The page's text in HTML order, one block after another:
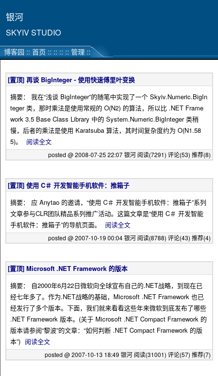
银河
SKYIV STUDIO
博客园 :: 首页 :: :: :: :: 管理 ::
[置顶] 再谈 BigInteger - 使用快速傅里叶变换
摘要： 我在“浅谈 BigInteger”的随笔中实现了一个 Skyiv.Numeric.BigIn
teger 类，那时乘法是使用常规的 O(N2) 的算法，所以比 .NET Frame
work 3.5 Base Class Library 中的 System.Numeric.BigInteger 类稍
慢，后者的乘法是使用 Karatsuba 算法，其时间复杂度约为 O(N1.58
5)。
阅读全文
posted @ 2008-07-25 22:07 银河 阅读(7291) 评论(53) 推荐(8)
[置顶] 使用 C＃ 开发智能手机软件：推箱子
摘要： 应 Anytao 的邀请，“使用 C＃ 开发智能手机软件：推箱子”系列
文章参与CLR团队精品系列推广活动。这篇文章是“使用 C＃ 开发智能
手机软件：推箱子”的导航页面。
阅读全文
posted @ 2007-10-19 00:04 银河 阅读(8788) 评论(43) 推荐(4)
[置顶] Microsoft .NET Framework 的版本
摘要： 自2000年6月22日微软向全球宣布自己的.NET战略，到现在已
经七年多了。作为.NET战略的基础，Microsoft .NET Framework 也已
经发行了多个版本。下面，我们就来看看这些年来微软到底发布了哪些
.NET Framework 版本。(关于 Microsoft .NET Compact Framework 的
版本请参阅“黎波”的文章：“如何判断 .NET Compact Framework 的版
本”) 阅读全文
posted @ 2007-10-13 18:49 银河 阅读(31001) 评论(57) 推荐(7)